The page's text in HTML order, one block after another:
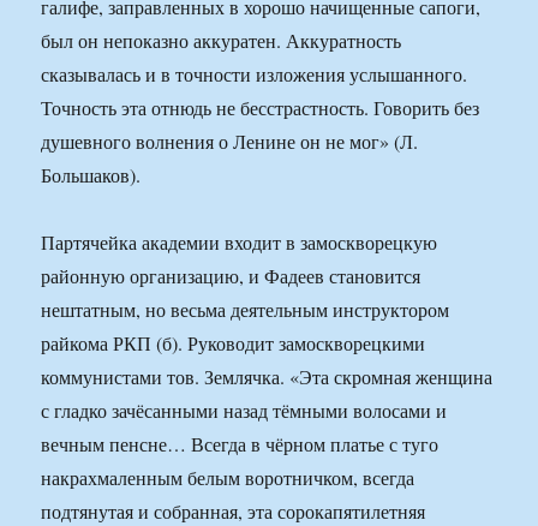
галифе, заправленных в хорошо начищенные сапоги,
был он непоказно аккуратен. Аккуратность
сказывалась и в точности изложения услышанного.
Точность эта отнюдь не бесстрастность. Говорить без
душевного волнения о Ленине он не мог» (Л.
Большаков).
Партячейка академии входит в замоскворецкую
районную организацию, и Фадеев становится
нештатным, но весьма деятельным инструктором
райкома РКП (б). Руководит замоскворецкими
коммунистами тов. Землячка. «Эта скромная женщина
с гладко зачёсанными назад тёмными волосами и
вечным пенсне… Всегда в чёрном платье с туго
накрахмаленным белым воротничком, всегда
подтянутая и собранная, эта сорокапятилетняя